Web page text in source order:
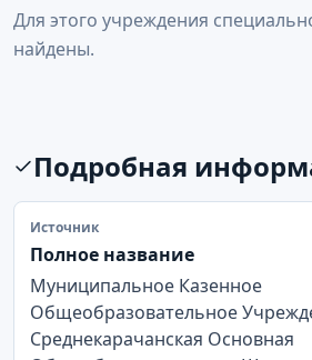
Для этого учреждения
найдены.
Подробная
Источник
Полное название
Муниципальное Казенное
Общеобразовательное
Среднекарачанская Основная